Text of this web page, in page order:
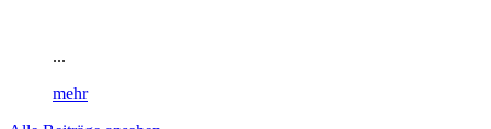
...
mehr